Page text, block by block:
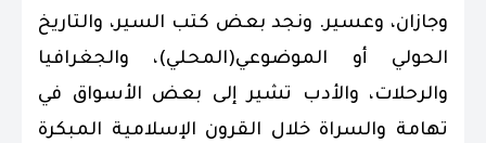
وجازان، وعسير. ونجد بعض كتب السير، والتاريخ
الحولي أو الموضوعي(المحلي)، والجغرافيا
والرحلات، والأدب تشير إلى بعض الأسواق في
تهامة والسراة خلال القرون الإسلامية المبكرة